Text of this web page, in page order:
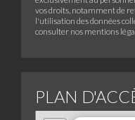
vos droits, notamment de
l'utilisation des données
consulter nos mentions
PLAN